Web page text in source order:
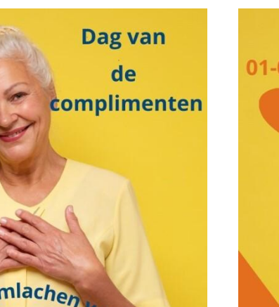
Nationale Complimentendag
Blog Nieuws